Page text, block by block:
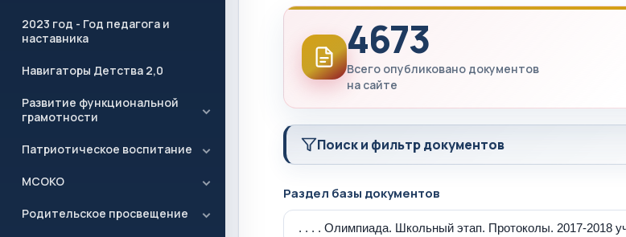
2023 год - Год педагога и
наставника
Навигаторы Детства 2,0
Развитие функциональной
грамотности
Патриотическое воспитание
МСОКО
Родительское просвещение
4673
Всего опубликовано документов
на сайте
Поиск и фильтр документов
Раздел базы документов